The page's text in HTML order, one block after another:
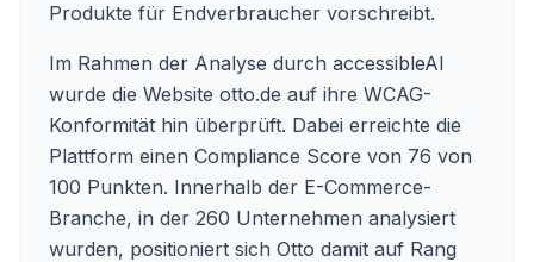
Produkte für Endverbraucher vorschreibt.
Im Rahmen der Analyse durch accessibleAI
wurde die Website otto.de auf ihre WCAG-
Konformität hin überprüft. Dabei erreichte die
Plattform einen Compliance Score von 76 von
100 Punkten. Innerhalb der E-Commerce-
Branche, in der 260 Unternehmen analysiert
wurden, positioniert sich Otto damit auf Rang